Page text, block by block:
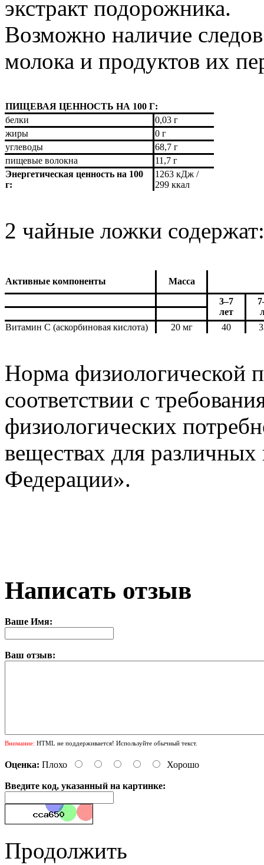
экстракт подорожника.
Возможно наличие
молока и продуктов их
ПИЩЕВАЯ ЦЕННОСТЬ НА 100 Г:
белки
0,03 г
жиры
0 г
углеводы
68,7 г
пищевые волокна
11,7 г
Энергетическая ценность на 100
г:
1263 кДж /
299 ккал
2 чайные ложки содержат:
Активные компоненты
Масса
3–7
лет
Витамин С (аскорбиновая кислота)
20 мг 40
Норма физиологической
соответствии с
физиологических
веществах для
Федерации».
Написать отзыв
Ваше Имя:
Ваш отзыв:
Внимание: HTML не поддерживается! Используйте обычный текст.
Оценка: Плохо Хорошо
Введите код, указанный на картинке:
Продолжить